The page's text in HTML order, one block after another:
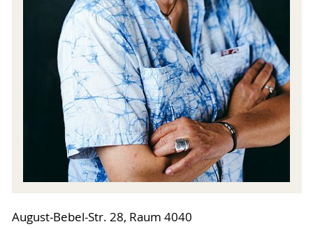
August-Bebel-Str. 28, Raum 4040